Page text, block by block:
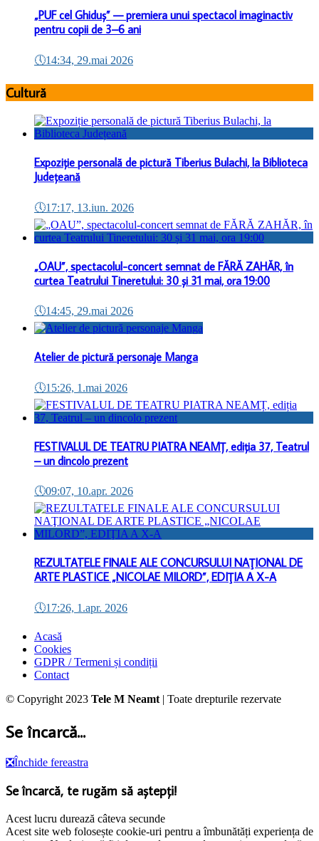
„PUF cel Ghiduș” — premiera unui spectacol imaginactiv
pentru copii de 3–6 ani
🕔14:34, 29.mai 2026
Cultură
Expoziție personală de pictură Tiberius Bulachi, la Biblioteca
Județeană
🕔17:17, 13.iun. 2026
„OAU”, spectacolul-concert semnat de FĂRĂ ZAHĂR, în
curtea Teatrului Tineretului: 30 și 31 mai, ora 19:00
🕔14:45, 29.mai 2026
Atelier de pictură personaje Manga
🕔15:26, 1.mai 2026
FESTIVALUL DE TEATRU PIATRA NEAMȚ, ediția 37, Teatrul
– un dincolo prezent
🕔09:07, 10.apr. 2026
REZULTATELE FINALE ALE CONCURSULUI NAŢIONAL DE
ARTE PLASTICE „NICOLAE MILORD”, EDIŢIA A X-A
🕔17:26, 1.apr. 2026
Acasă
Cookies
GDPR / Termeni și condiții
Contact
© Copyright 2023 Tele M Neamt | Toate drepturile rezervate
Se încarcă...
❎Închide fereastra
Se încarcă, te rugăm să aștepți!
Acest lucru durează câteva secunde
Acest site web folosește cookie-uri pentru a îmbunătăți experiența de